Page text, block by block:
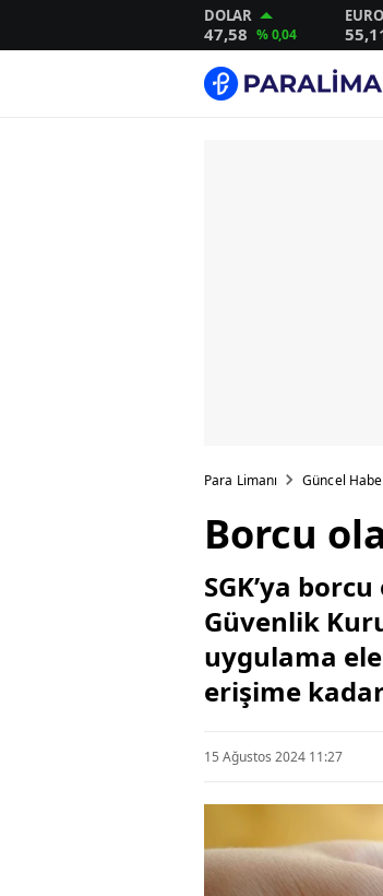
DOLAR
47,58 % 0,04
EURO
Para Limanı Güncel
Borcu
SGK’ya
Güvenlik
uygulama
erişime
15 Ağustos 2024 11:27